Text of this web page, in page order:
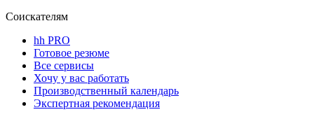
Соискателям
hh PRO
Готовое резюме
Все сервисы
Хочу у вас работать
Производственный календарь
Экспертная рекомендация